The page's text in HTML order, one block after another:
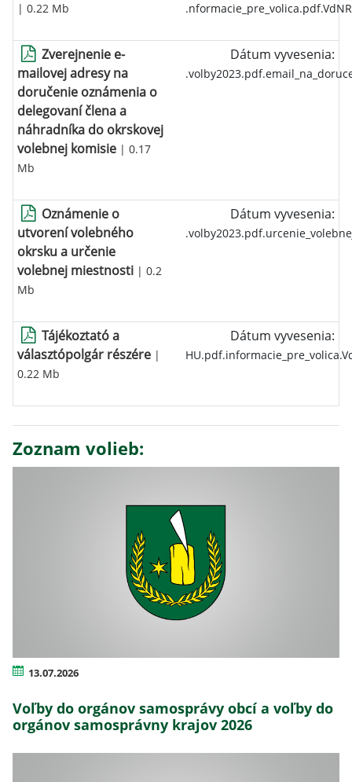
| 0.22 Mb
Zverejnenie e-
mailovej adresy na
doručenie oznámenia o
delegovaní člena a
náhradníka do okrskovej
volebnej komisie | 0.17
Mb
Dátum vyvesenia:
Oznámenie o
utvorení volebného
okrsku a určenie
volebnej miestnosti | 0.2
Mb
Dátum vyvesenia:
Tájékoztató a
választópolgár részére |
0.22 Mb
Dátum vyvesenia:
Zoznam volieb:
13.07.2026
Voľby do orgánov samosprávy obcí a voľby do
orgánov samosprávny krajov 2026